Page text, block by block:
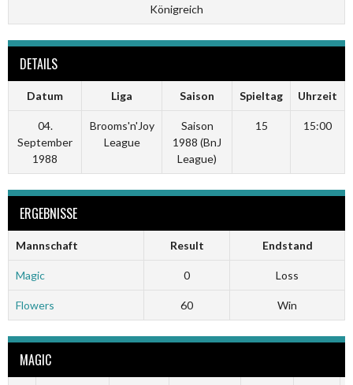
Königreich
DETAILS
Datum Liga Saison Spieltag Uhrzeit
04.
September
1988
Brooms'n'Joy
League
Saison
1988 (BnJ
League)
15 15:00
ERGEBNISSE
Mannschaft Result Endstand
Magic 0 Loss
Flowers 60 Win
MAGIC